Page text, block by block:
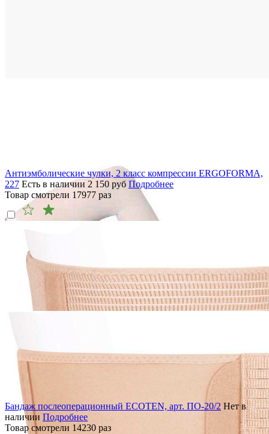
Антиэмболические чулки, 2 класс компрессии ERGOFORMA,
227 Есть в наличии 2 150 руб Подробнее
Товар смотрели 17977 раз
Бандаж послеоперационный ECOTEN, арт. ПО-20/2 Нет в
наличии Подробнее
Товар смотрели 14230 раз